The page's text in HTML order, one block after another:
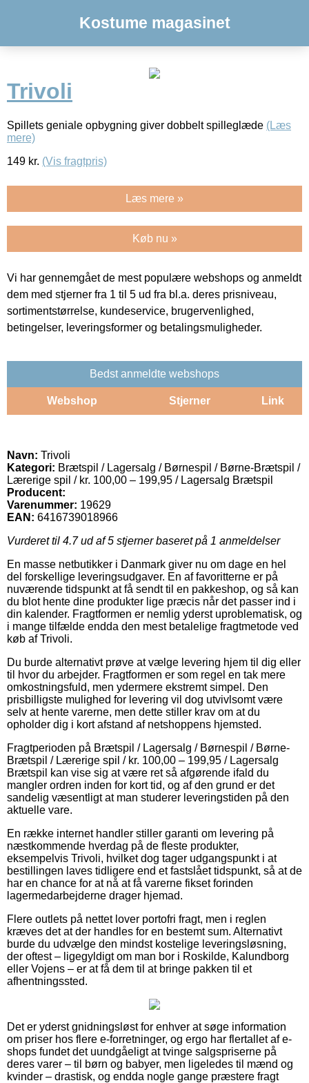
Kostume magasinet
Trivoli
Spillets geniale opbygning giver dobbelt spilleglæde (Læs
mere)
149 kr. (Vis fragtpris)
Læs mere »
Køb nu »
Vi har gennemgået de mest populære webshops og anmeldt
dem med stjerner fra 1 til 5 ud fra bl.a. deres prisniveau,
sortimentstørrelse, kundeservice, brugervenlighed,
betingelser, leveringsformer og betalingsmuligheder.
Bedst anmeldte webshops
Webshop Stjerner Link
Navn: Trivoli
Kategori: Brætspil / Lagersalg / Børnespil / Børne-Brætspil /
Lærerige spil / kr. 100,00 – 199,95 / Lagersalg Brætspil
Producent:
Varenummer: 19629
EAN: 6416739018966
Vurderet til 4.7ud af 5 stjerner baseret på 1 anmeldelser
En masse netbutikker i Danmark giver nu om dage en hel
del forskellige leveringsudgaver. En af favoritterne er på
nuværende tidspunkt at få sendt til en pakkeshop, og så kan
du blot hente dine produkter lige præcis når det passer ind i
din kalender. Fragtformen er nemlig yderst uproblematisk, og
i mange tilfælde endda den mest betalelige fragtmetode ved
køb af Trivoli.
Du burde alternativt prøve at vælge levering hjem til dig eller
til hvor du arbejder. Fragtformen er som regel en tak mere
omkostningsfuld, men ydermere ekstremt simpel. Den
prisbilligste mulighed for levering vil dog utvivlsomt være
selv at hente varerne, men dette stiller krav om at du
opholder dig i kort afstand af netshoppens hjemsted.
Fragtperioden på Brætspil / Lagersalg / Børnespil / Børne-
Brætspil / Lærerige spil / kr. 100,00 – 199,95 / Lagersalg
Brætspil kan vise sig at være ret så afgørende ifald du
mangler ordren inden for kort tid, og af den grund er det
sandelig væsentligt at man studerer leveringstiden på den
aktuelle vare.
En række internet handler stiller garanti om levering på
næstkommende hverdag på de fleste produkter,
eksempelvis Trivoli, hvilket dog tager udgangspunkt i at
bestillingen laves tidligere end et fastslået tidspunkt, så at de
har en chance for at nå at få varerne fikset forinden
lagermedarbejderne drager hjemad.
Flere outlets på nettet lover portofri fragt, men i reglen
kræves det at der handles for en bestemt sum. Alternativt
burde du udvælge den mindst kostelige leveringsløsning,
der oftest – ligegyldigt om man bor i Roskilde, Kalundborg
eller Vojens – er at få dem til at bringe pakken til et
afhentningssted.
Det er yderst gnidningsløst for enhver at søge information
om priser hos flere e-forretninger, og ergo har flertallet af e-
shops fundet det uundgåeligt at tvinge salgspriserne på
deres varer – til børn og babyer, men ligeledes til mænd og
kvinder – drastisk, og endda nogle gange præstere fragt